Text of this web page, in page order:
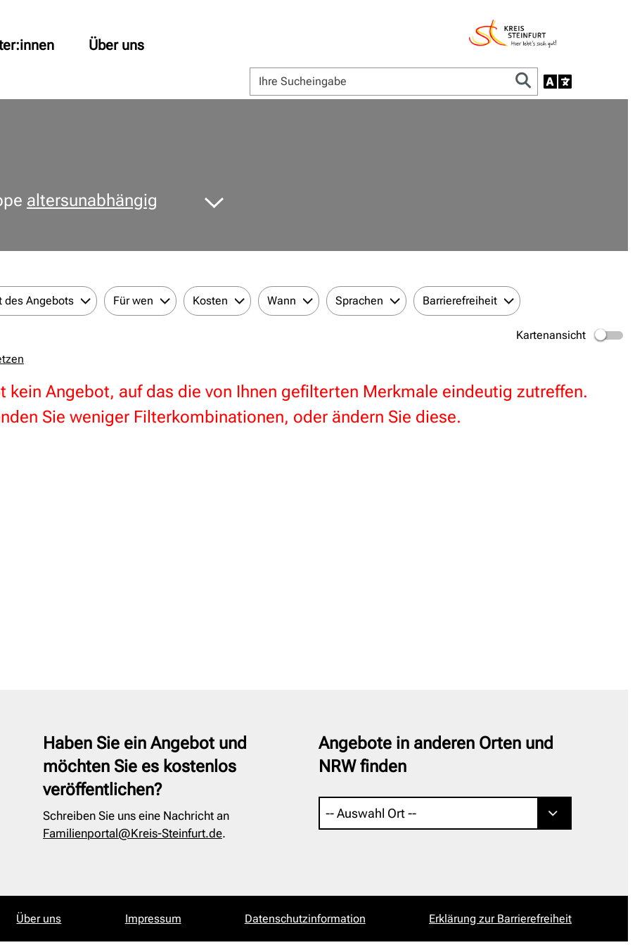
Über uns
altersunabhängig
des Angebots Für wen Kosten Wann Sprachen Barrierefreiheit
Kartenansicht
kein Angebot, auf das die von Ihnen gefilterten Merkmale eindeutig zutreffen.
Sie weniger Filterkombinationen, oder ändern Sie diese.
Haben Sie ein Angebot und
möchten Sie es kostenlos
veröffentlichen?
Schreiben Sie uns eine Nachricht an
Familienportal@Kreis-Steinfurt.de.
Angebote in anderen Orten und
NRW finden
Über uns Impressum Datenschutzinformation Erklärung zur Barrierefreiheit